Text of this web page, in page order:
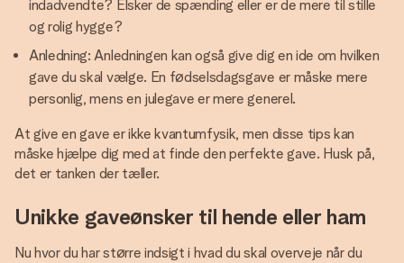
indadvendte? Elsker de spænding eller er de mere til stille
og rolig hygge?
Anledning: Anledningen kan også give dig en ide om hvilken
gave du skal vælge. En fødselsdagsgave er måske mere
personlig, mens en julegave er mere generel.
At give en gave er ikke kvantumfysik, men disse tips kan
måske hjælpe dig med at finde den perfekte gave. Husk på,
det er tanken der tæller.
Unikke gaveønsker til hende eller ham
Nu hvor du har større indsigt i hvad du skal overveje når du